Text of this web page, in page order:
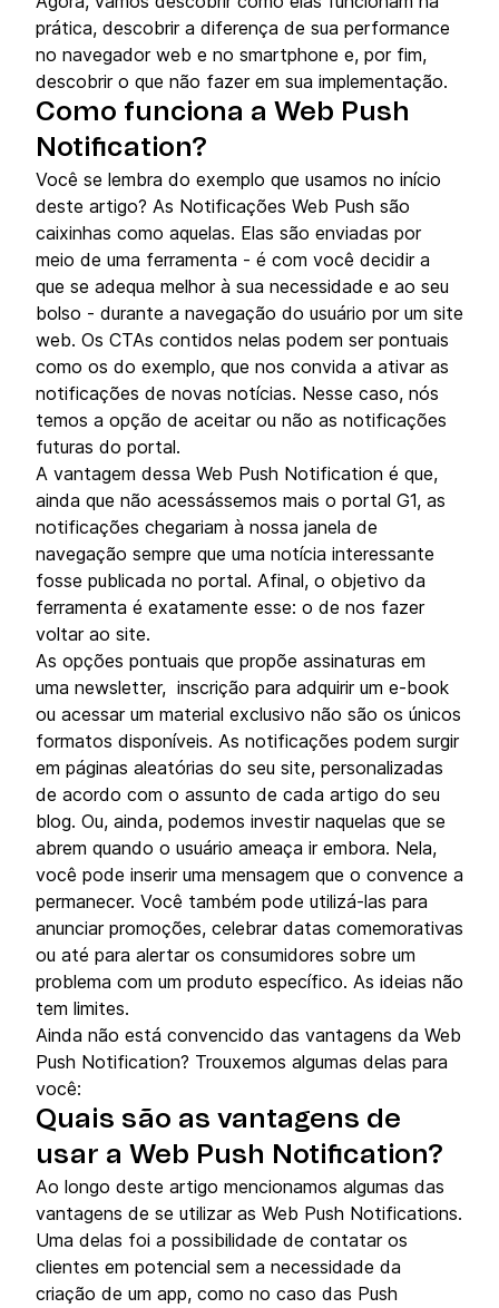
prática, descobrir a diferença de sua performance
no navegador web e no smartphone e, por fim,
descobrir o que não fazer em sua implementação.
Como funciona a Web Push
Notification?
Você se lembra do exemplo que usamos no início
deste artigo? As Notificações Web Push são
caixinhas como aquelas. Elas são enviadas por
meio de uma ferramenta - é com você decidir a
que se adequa melhor à sua necessidade e ao seu
bolso - durante a navegação do usuário por um site
web. Os CTAs contidos nelas podem ser pontuais
como os do exemplo, que nos convida a ativar as
notificações de novas notícias. Nesse caso, nós
temos a opção de aceitar ou não as notificações
futuras do portal.
A vantagem dessa Web Push Notification é que,
ainda que não acessássemos mais o portal G1, as
notificações chegariam à nossa janela de
navegação sempre que uma notícia interessante
fosse publicada no portal. Afinal, o objetivo da
ferramenta é exatamente esse: o de nos fazer
voltar ao site.
As opções pontuais que propõe assinaturas em
uma newsletter, inscrição para adquirir um e-book
ou acessar um material exclusivo não são os únicos
formatos disponíveis. As notificações podem surgir
em páginas aleatórias do seu site, personalizadas
de acordo com o assunto de cada artigo do seu
blog. Ou, ainda, podemos investir naquelas que se
abrem quando o usuário ameaça ir embora. Nela,
você pode inserir uma mensagem que o convence a
permanecer. Você também pode utilizá-las para
anunciar promoções, celebrar datas comemorativas
ou até para alertar os consumidores sobre um
problema com um produto específico. As ideias não
tem limites.
Ainda não está convencido das vantagens da Web
Push Notification? Trouxemos algumas delas para
você:
Quais são as vantagens de
usar a Web Push Notification?
Ao longo deste artigo mencionamos algumas das
vantagens de se utilizar as Web Push Notifications.
Uma delas foi a possibilidade de contatar os
clientes em potencial sem a necessidade da
criação de um app, como no caso das Push